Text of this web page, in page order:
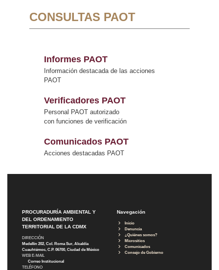
CONSULTAS PAOT
Informes PAOT
Información destacada de las acciones
PAOT
Verificadores PAOT
Personal PAOT autorizado
con funciones de verificación
Comunicados PAOT
Acciones destacadas PAOT
PROCURADURÍA AMBIENTAL Y
DEL ORDENAMIENTO
TERRITORIAL DE LA CDMX
DIRECCIÓN
Medellín 202, Col. Roma Sur, Alcaldía
Cuauhtémoc, C.P. 06700, Ciudad de México
WEB E-MAIL
Correo Institucional
TELÉFONO
Navegación
Inicio
Denuncia
¿Quiénes somos?
Micrositios
Comunicados
Consejo de Gobierno